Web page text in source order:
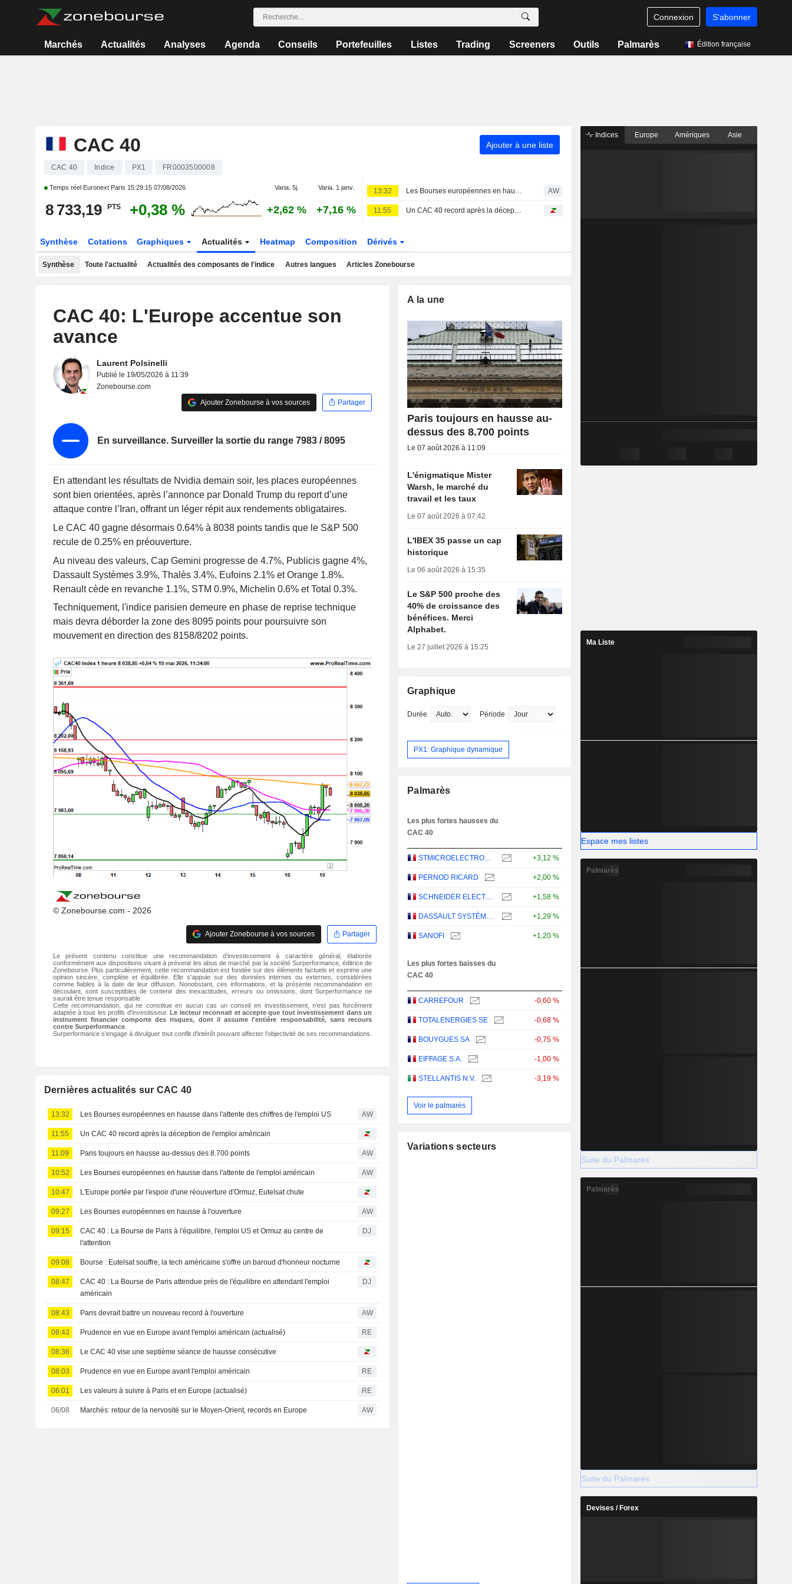
Connexion S'abonner
Marchés Actualités Analyses Agenda Conseils Portefeuilles Listes Trading Screeners Outils Palmarès Édition française
CAC 40 Ajouter à une liste
CAC 40 Indice PX1 FR0003500008
Temps réel Euronext Paris 15:29:15 07/08/2026 Varia. 5j. Varia. 1 janv.
8 733,19 PTS +0,38 % +2,62 % +7,16 %
13:32 Les Bourses européennes en hausse dans l'attente des chiffres de l'emploi US AW
11:55 Un CAC 40 record après la déception de l'emploi américain
Synthèse Cotations Graphiques Actualités Heatmap Composition Dérivés
Synthèse Toute l'actualité Actualités des composants de l'indice Autres langues Articles Zonebourse
CAC 40: L'Europe accentue son
avance
Laurent Polsinelli
Publié le 19/05/2026 à 11:39
Zonebourse.com
Ajouter Zonebourse à vos sources
Partager
En surveillance. Surveiller la sortie du range 7983 / 8095
En attendant les résultats de Nvidia demain soir, les places européennes
sont bien orientées, après l’annonce par Donald Trump du report d’une
attaque contre l’Iran, offrant un léger répit aux rendements obligataires.
Le CAC 40 gagne désormais 0.64% à 8038 points tandis que le S&P 500
recule de 0.25% en préouverture.
Au niveau des valeurs, Cap Gemini progresse de 4.7%, Publicis gagne 4%,
Dassault Systèmes 3.9%, Thalès 3.4%, Eufoins 2.1% et Orange 1.8%.
Renault cède en revanche 1.1%, STM 0.9%, Michelin 0.6% et Total 0.3%.
Techniquement, l'indice parisien demeure en phase de reprise technique
mais devra déborder la zone des 8095 points pour poursuivre son
mouvement en direction des 8158/8202 points.
© Zonebourse.com - 2026
Ajouter Zonebourse à vos sources Partager
Le présent contenu constitue une recommandation d'investissement à caractère général, élaborée
conformément aux dispositions visant à prévenir les abus de marché par la société Surperformance, éditrice de
Zonebourse. Plus particulièrement, cette recommandation est fondée sur des éléments factuels et exprime une
opinion sincère, complète et équilibrée. Elle s'appuie sur des données internes ou externes, considérées
comme fiables à la date de leur diffusion. Nonobstant, ces informations, et la présente recommandation en
découlant, sont susceptibles de contenir des inexactitudes, erreurs ou omissions, dont Surperformance ne
saurait être tenue responsable.
Cette recommandation, qui ne constitue en aucun cas un conseil en investissement, n'est pas forcément
adaptée à tous les profils d'investisseur.Le lecteur reconnait et accepte que tout investissement dans un
instrument financier comporte des risques, dont il assume l'entière responsabilité, sans recours
contre Surperformance.
Surperformance s'engage à divulguer tout conflit d'intérêt pouvant affecter l'objectivité de ses recommandations.
Dernières actualités sur CAC 40
13:32 Les Bourses européennes en hausse dans l'attente des chiffres de l'emploi US AW
11:55 Un CAC 40 record après la déception de l'emploi américain
11:09 Paris toujours en hausse au-dessus des 8.700 points AW
10:52 Les Bourses européennes en hausse dans l'attente de l'emploi américain AW
10:47 L'Europe portée par l'espoir d'une réouverture d'Ormuz, Eutelsat chute
09:27 Les Bourses européennes en hausse à l'ouverture AW
09:15
CAC 40 : La Bourse de Paris à l'équilibre, l'emploi US et Ormuz au centre de
l'attention
DJ
09:08 Bourse : Eutelsat souffre, la tech américaine s'offre un baroud d'honneur nocturne
08:47
CAC 40 : La Bourse de Paris attendue près de l'équilibre en attendant l'emploi
américain
DJ
08:43 Paris devrait battre un nouveau record à l'ouverture AW
08:43 Prudence en vue en Europe avant l'emploi américain (actualisé) RE
08:36 Le CAC 40 vise une septième séance de hausse consécutive
08:03 Prudence en vue en Europe avant l'emploi américain RE
06:01 Les valeurs à suivre à Paris et en Europe (actualisé) RE
06/08 Marchés: retour de la nervosité sur le Moyen-Orient, records en Europe AW
A la une
Paris toujours en hausse au-
dessus des 8.700 points
Le 07 août 2026 à 11:09
L'énigmatique Mister
Warsh, le marché du
travail et les taux
Le 07 août 2026 à 07:42
L'IBEX 35 passe un cap
historique
Le 06 août 2026 à 15:35
Le S&P 500 proche des
40% de croissance des
bénéfices. Merci
Alphabet.
Le 27 juillet 2026 à 15:25
Graphique
Durée Période
PX1: Graphique dynamique
Palmarès
Les plus fortes hausses du
CAC 40
STMICROELECTRONICS N.V. +3,12 %
PERNOD RICARD +2,00 %
SCHNEIDER ELECTRIC SE +1,58 %
DASSAULT SYSTÈMES SE +1,29 %
SANOFI +1,20 %
Les plus fortes baisses du
CAC 40
CARREFOUR -0,60 %
TOTALENERGIES SE -0,68 %
BOUYGUES SA -0,75 %
EIFFAGE S.A. -1,00 %
STELLANTIS N.V. -3,19 %
Voir le palmarès
Variations secteurs
Indices Europe Amériques Asie
Ma Liste
Espace mes listes
Palmarès
Suite du Palmarès
Palmarès
Suite du Palmarès
Devises / Forex